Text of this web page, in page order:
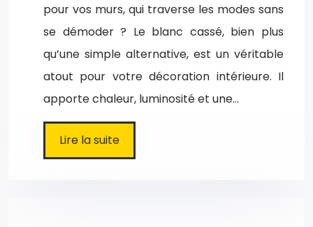
pour vos murs, qui traverse les modes sans
se démoder ? Le blanc cassé, bien plus
qu’une simple alternative, est un véritable
atout pour votre décoration intérieure. Il
apporte chaleur, luminosité et une…
Lire la suite